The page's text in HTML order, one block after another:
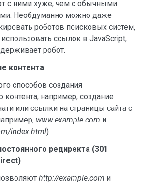
с ними хуже, чем с обычными
Необдуманно можно даже
роботов поисковых систем,
ссылок в JavaScript,
робот.
контента
способов создания
контента, например, создание
или ссылки на страницы сайта с
www.example.com и
index.html)
редиректа (301
http://example.com и